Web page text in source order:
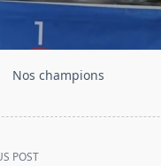
Nos champions
POST